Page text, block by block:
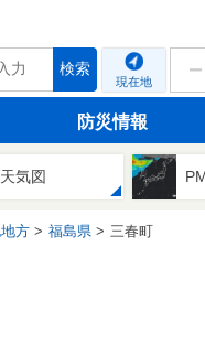
検索
現在地
防災情報
天気図
方 福島県 三春町